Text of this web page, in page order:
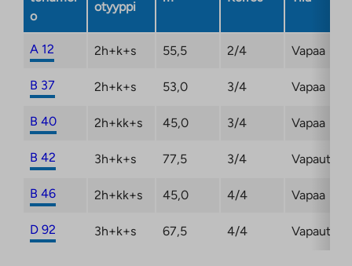
o
otyyppi
A 12 2h+k+s 55,5 2/4 Vapaa
B 37 2h+k+s 53,0 3/4 Vapaa
B 40 2h+kk+s 45,0 3/4 Vapaa
B 42 3h+k+s 77,5 3/4
B 46 2h+kk+s 45,0 4/4 Vapaa
D 92 3h+k+s 67,5 4/4